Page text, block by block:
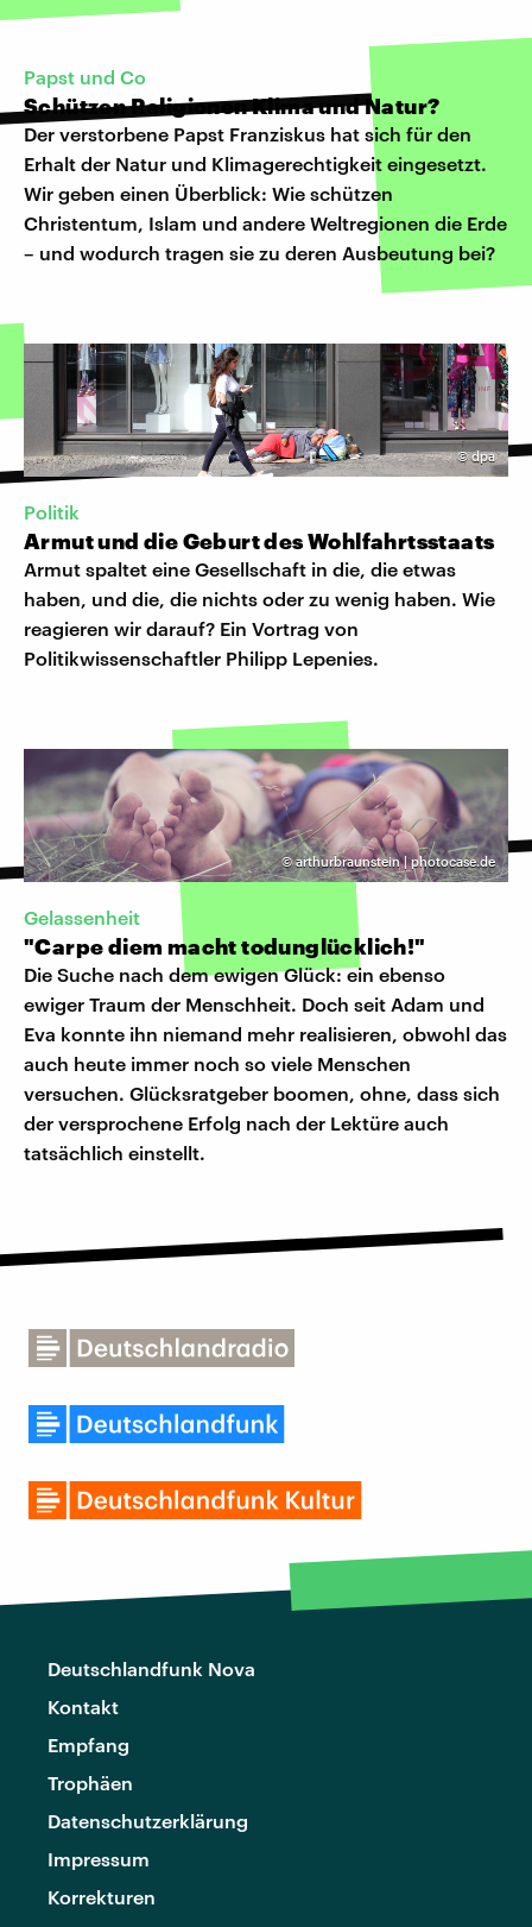
Papst und Co
Schützen Religionen Klima und Natur?
Der verstorbene Papst Franziskus hat sich für den
Erhalt der Natur und Klimagerechtigkeit eingesetzt.
Wir geben einen Überblick: Wie schützen
Christentum, Islam und andere Weltregionen die Erde
– und wodurch tragen sie zu deren Ausbeutung bei?
©dpa
Politik
Armut und die Geburt des Wohlfahrtsstaats
Armut spaltet eine Gesellschaft in die, die etwas
haben, und die, die nichts oder zu wenig haben. Wie
reagieren wir darauf? Ein Vortrag von
Politikwissenschaftler Philipp Lepenies.
©arthurbraunstein | photocase.de
Gelassenheit
"Carpe diem macht todunglücklich!"
Die Suche nach dem ewigen Glück: ein ebenso
ewiger Traum der Menschheit. Doch seit Adam und
Eva konnte ihn niemand mehr realisieren, obwohl das
auch heute immer noch so viele Menschen
versuchen. Glücksratgeber boomen, ohne, dass sich
der versprochene Erfolg nach der Lektüre auch
tatsächlich einstellt.
Deutschlandfunk Nova
Kontakt
Empfang
Trophäen
Datenschutzerklärung
Impressum
Korrekturen